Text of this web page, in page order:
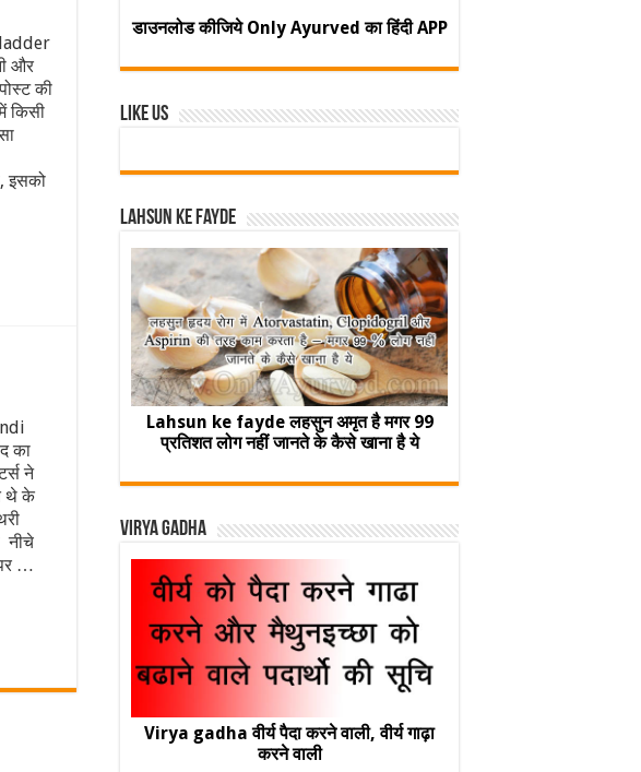
और
की
किसी
इसको
का
ने
थे के
नीचे
…
डाउनलोड कीजिये Only Ayurved का हिंदी APP
Like Us
Lahsun ke fayde
Lahsun ke fayde लहसुन अमृत है मगर 99
प्रतिशत लोग नहीं जानते के कैसे खाना है ये
Virya Gadha
Virya gadha वीर्य पैदा करने वाली, वीर्य गाढ़ा
करने वाली